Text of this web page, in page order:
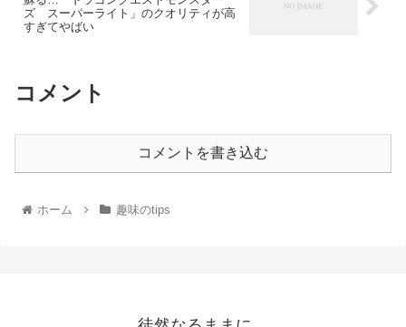
ズ スーパーライト」のクオリティが高
すぎてやばい
コメント
コメントを書き込む
ホーム 趣味のtips